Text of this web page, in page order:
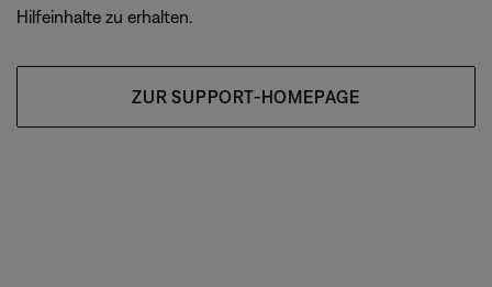
Hilfeinhalte zu erhalten.
ZUR SUPPORT-HOMEPAGE